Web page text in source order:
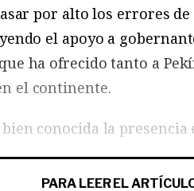
por alto los errores
el apoyo a
ha ofrecido tanto a
el continente.
conocida la presencia
PARA LEER EL